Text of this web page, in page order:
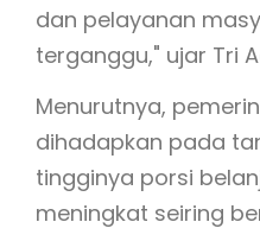
dan pelayanan
terganggu," ujar Tri
Menurutnya,
dihadapkan pada
tingginya porsi
meningkat seiring